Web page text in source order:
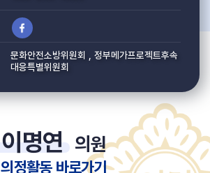
문화안전소방위원회 , 정부메가프로젝트후속
대응특별위원회
이명연 의원
의정활동 바로가기